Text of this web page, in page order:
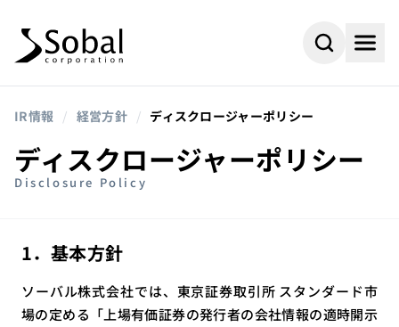
IR情報 / 経営方針 / ディスクロージャーポリシー
ディスクロージャーポリシー
Disclosure Policy
1．基本方針
ソーバル株式会社では、東京証券取引所 スタンダード市
場の定める「上場有価証券の発行者の会社情報の適時開示